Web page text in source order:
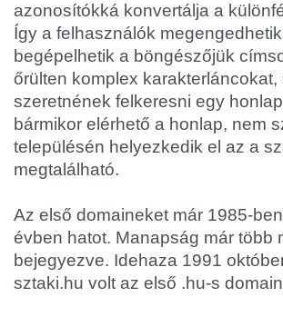
azonosítókká konvertálja a
Így a felhasználók
begépelhetik a böngészőjük
őrülten komplex
szeretnének felkeresni egy
bármikor elérhető a honlap, nem
településén helyezkedik el az a
megtalálható.
Az első domaineket már 1985-
évben hatot. Manapság már több
bejegyezve. Idehaza 1991
sztaki.hu volt az első .hu-s